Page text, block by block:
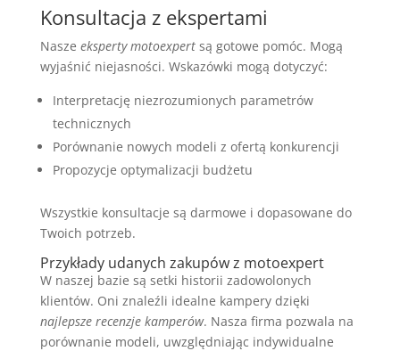
Konsultacja z ekspertami
Nasze eksperty motoexpertsą gotowe pomóc. Mogą
wyjaśnić niejasności. Wskazówki mogą dotyczyć:
Interpretację niezrozumionych parametrów
technicznych
Porównanie nowych modeli z ofertą konkurencji
Propozycje optymalizacji budżetu
Wszystkie konsultacje są darmowe i dopasowane do
Twoich potrzeb.
Przykłady udanych zakupów z motoexpert
W naszej bazie są setki historii zadowolonych
klientów. Oni znaleźli idealne kampery dzięki
najlepsze recenzje kamperów. Nasza firma pozwala na
porównanie modeli, uwzględniając indywidualne